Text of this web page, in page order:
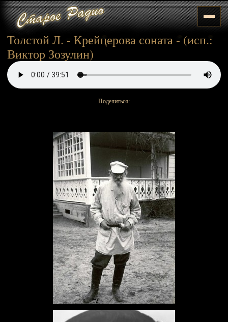
Толстой Л. - Крейцерова соната - (исп.:
Виктор Зозулин)
Поделиться: